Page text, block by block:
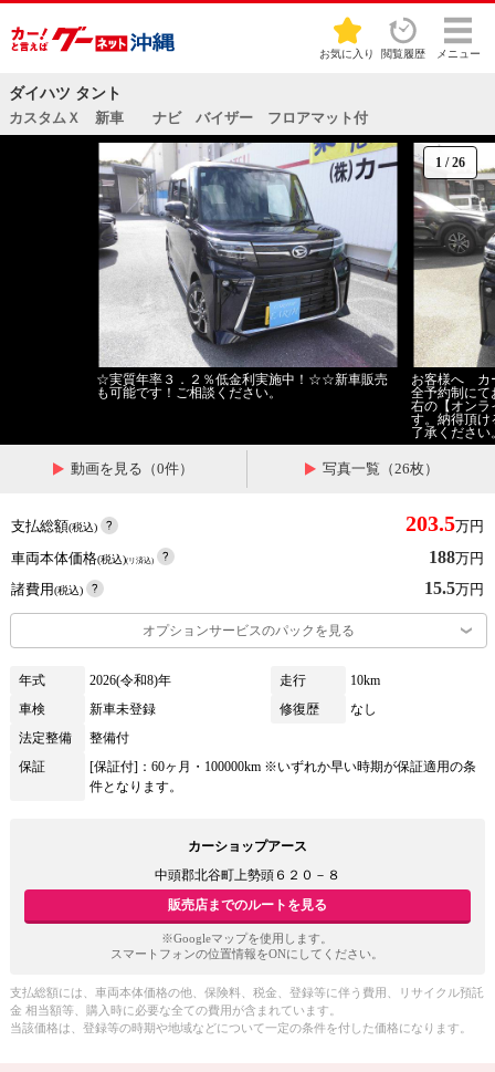
お気に入り 閲覧履歴 メニュー
ダイハツ タント
カスタムＸ 新車 ナビ バイザー フロアマット付
1 /26
☆実質年率３．２％低金利実施中！☆☆新車販売
も可能です！ご相談ください。
お客様へ カ
全予約制にて
右の【オンラ
す。納得頂け
了承ください
動画を見る（0件） 写真一覧（26枚）
支払総額(税込) 203.5万円
車両本体価格(税込)(リ済込) 188万円
諸費用(税込) 15.5万円
オプションサービスのパックを見る
年式 2026(令和8)年 走行
10km
車検
新車未登録 修復歴
なし
法定整備
整備付
保証
[保証付]：60ヶ月・100000km ※いずれか早い時期が保証適用の条
件となります。
カーショップアース
中頭郡北谷町上勢頭６２０－８
販売店までのルートを見る
※Googleマップを使用します。
スマートフォンの位置情報をONにしてください。
支払総額には、車両本体価格の他、保険料、税金、登録等に伴う費用、リサイクル預託
金 相当額等、購入時に必要な全ての費用が含まれています。
当該価格は、登録等の時期や地域などについて一定の条件を付した価格になります。